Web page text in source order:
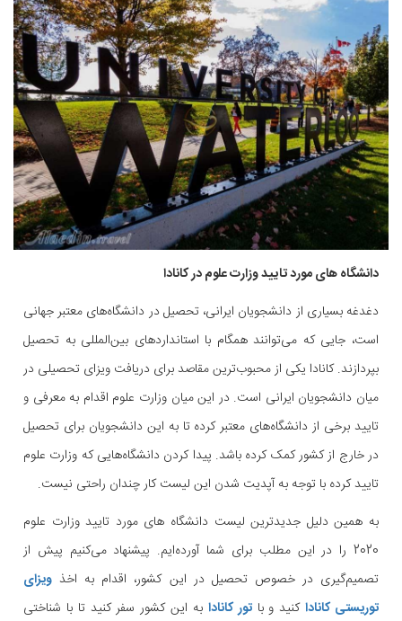
دانشگاه های مورد تایید وزارت علوم در کانادا
دغدغه بسیاری از دانشجویان ایرانی، تحصیل در دانشگاه‌های معتبر جهانی
است، جایی که می‌توانند همگام با استانداردهای بین‌المللی به تحصیل
بپردازند. کانادا یکی از محبوب‌ترین مقاصد برای دریافت ویزای تحصیلی در
میان دانشجویان ایرانی است. در این میان وزارت علوم اقدام به معرفی و
تایید برخی از دانشگاه‌های معتبر کرده تا به این دانشجویان برای تحصیل
در خارج از کشور کمک کرده باشد. پیدا کردن دانشگاه‌هایی که وزارت علوم
تایید کرده با توجه به آپدیت شدن این لیست کار چندان راحتی نیست.
به همین دلیل جدیدترین لیست دانشگاه های مورد تایید وزارت علوم
2020 را در این مطلب برای شما آورده‌ایم. پیشنهاد می‌کنیم پیش از
تصمیم‌گیری در خصوص تحصیل در این کشور، اقدام به اخذ ویزای
توریستی کاناداکنید و باتور کانادا به این کشور سفر کنید تا با شناختی